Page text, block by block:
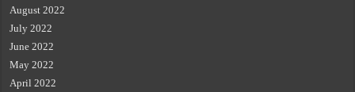
August 2022
July 2022
June 2022
May 2022
April 2022